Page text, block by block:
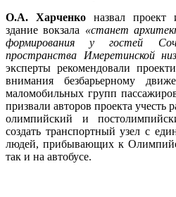
О.А. Харченко назвал проект
здание вокзала «станет
формирования у гостей
пространства Имеретинской
эксперты рекомендовали
внимания безбарьерному
маломобильных групп
призвали авторов проекта учесть
олимпийский и
создать транспортный узел с
людей, прибывающих к
так и на автобусе.